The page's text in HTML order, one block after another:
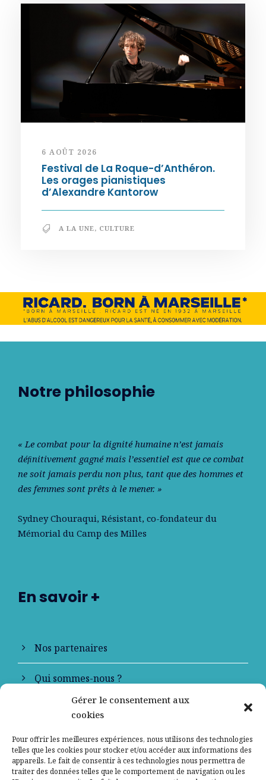
Gérer le consentement aux
cookies
Pour offrir les meilleures expériences, nous utilisons des technologies
telles que les cookies pour stocker et/ou accéder aux informations des
appareils. Le fait de consentir à ces technologies nous permettra de
traiter des données telles que le comportement de navigation ou les
6 AOÛT 2026
Festival de La Roque-d’Anthéron.
Les orages pianistiques
d’Alexandre Kantorow
A LA UNE, CULTURE
Notre philosophie
« Le combat pour la dignité humaine n’est jamais
déﬁnitivement gagné mais l’essentiel est que ce combat
ne soit jamais perdu non plus, tant que des hommes et
des femmes sont prêts à le mener. »
Sydney Chouraqui, Résistant, co-fondateur du
Mémorial du Camp des Milles
En savoir +
Nos partenaires
Qui sommes-nous ?
Contactez-nous
Mentions légales
Politique de confidentialité